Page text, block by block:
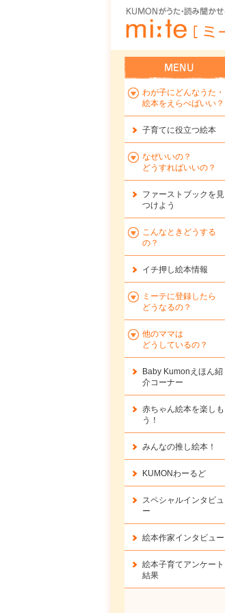
わが子にどんなうた・
絵本をえらべばいい？
子育てに役立つ絵本
なぜいいの？
どうすればいいの？
ファーストブックを 見
つけよう
こんなときどうする
の？
イチ押し絵本情報
ミーテに登録したら
どうなるの？
他のママは
どうしているの？
Baby Kumonえほん紹
介コーナー
赤ちゃん絵本を楽しも
う！
みんなの推し絵本！
KUMONわーるど
スペシャルインタビュ
ー
絵本作家インタビュー
絵本子育てアンケート
結果